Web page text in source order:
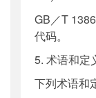
GB／T
代码。
5. 术语和定
下列术语和